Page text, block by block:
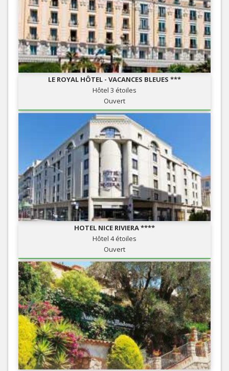
LE ROYAL HÔTEL - VACANCES BLEUES ***
Hôtel 3 étoiles
Ouvert
HOTEL NICE RIVIERA ****
Hôtel 4 étoiles
Ouvert